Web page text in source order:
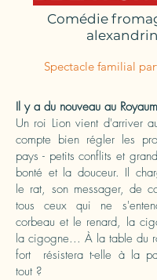
Il y a du nouveau au
Un roi Lion vient d'arriver
compte bien régler les
pays - petits conflits et
bonté et la douceur. Il
le rat, son messager, de
tous ceux qui ne
corbeau et le renard, la
la cigogne... À la table du
fort résistera t-elle à la
tout ?
Comédie
Spectacle familial